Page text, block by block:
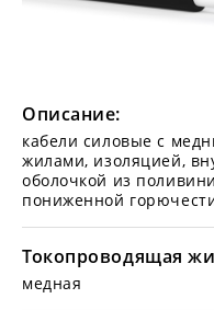
Описание:
кабели силовые с
жилами, изоляцией,
оболочкой из
пониженной
Токопроводящая
медная